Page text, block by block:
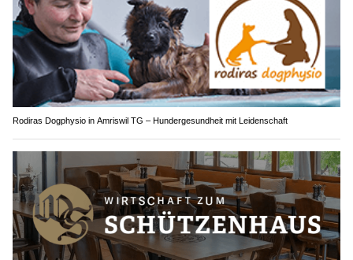
Rodiras Dogphysio in Amriswil TG – Hundergesundheit mit Leidenschaft